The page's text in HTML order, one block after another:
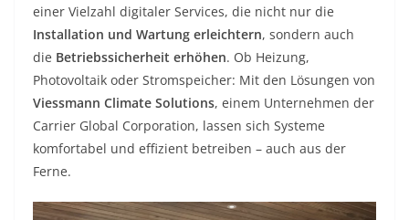
einer Vielzahl digitaler Services, die nicht nur die
Installation und Wartung erleichtern, sondern auch
die Betriebssicherheit erhöhen. Ob Heizung,
Photovoltaik oder Stromspeicher: Mit den Lösungen von
Viessmann Climate Solutions, einem Unternehmen der
Carrier Global Corporation, lassen sich Systeme
komfortabel und effizient betreiben – auch aus der
Ferne.